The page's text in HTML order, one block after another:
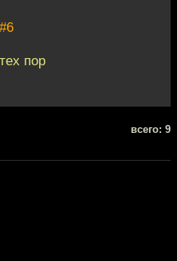
#6
пор
всего: 9